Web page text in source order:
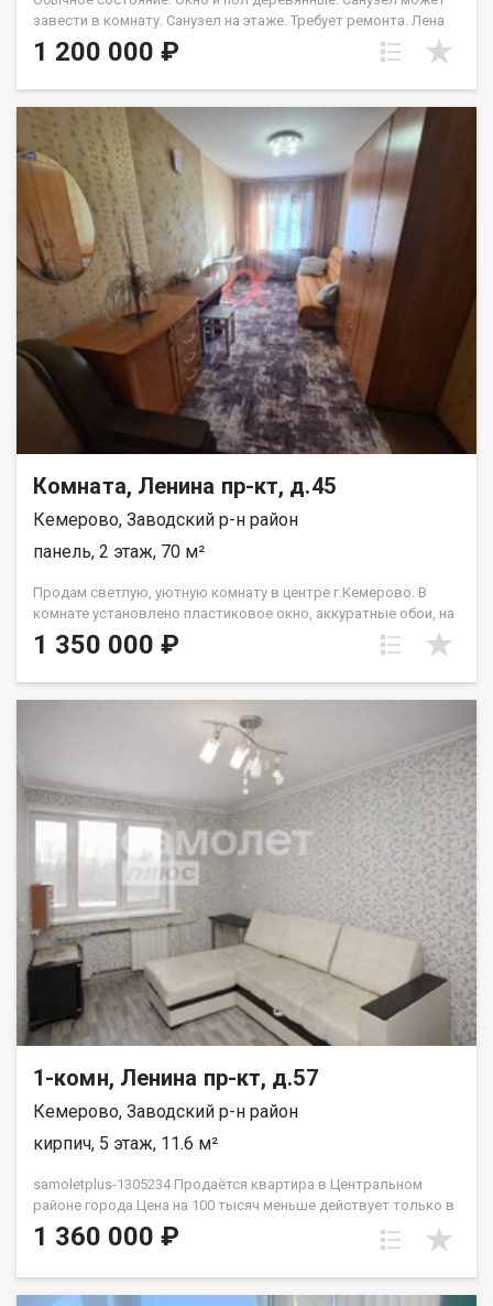
завести в комнату. Санузел на этаже. Требует ремонта. Лена
Васильева
1 200 000 ₽
Комната, Ленина пр-кт, д.45
Кемерово, Заводский р-н район
панель, 2 этаж, 70 м²
Продам светлую, уютную комнату в центре г.Кемерово. В
комнате установлено пластиковое окно, аккуратные обои, на
полу - линолеум. Окно выходит во двор. На 4 комнаты общая
кухня и раздельный санузел. Дом не является общежитием,
Рядом с домом отличная инфраструктура: детские сады,
школы №7, 10, магазины, прекрасная транспортная развязка
на пр.Ленина. В 5 минутах ходьбы находится парк Ангелов.
Обременений нет. Комната освобождена, чистая продажа!
Хороший вариант как стартовое жильё или для сдачи в
аренду.
1 350 000 ₽
1-комн, Ленина пр-кт, д.57
Кемерово, Заводский р-н район
кирпич, 5 этаж, 11.6 м²
samoletplus-1305234 Продаётся квартира в Центральном
районе города.Цена на 100 тысяч меньше действует только в
августе! Успей приобрести недвижимость, подходящую как
для проживания, так и для сдачи! Удобное расположение
1 360 000 ₽